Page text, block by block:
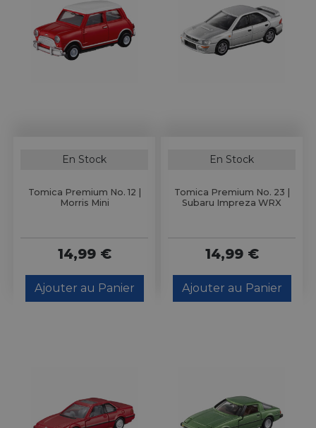
En Stock
Tomica Premium No. 12 |
Morris Mini
14,99 €
Ajouter au Panier
En Stock
Tomica Premium No. 23 |
Subaru Impreza WRX
14,99 €
Ajouter au Panier